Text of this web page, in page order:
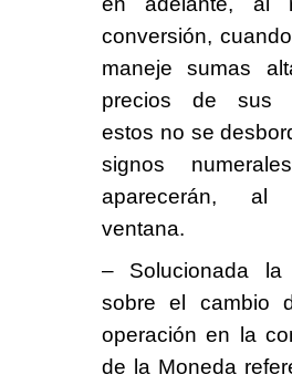
conversión,
maneje sumas
precios de sus
estos no se
signos
aparecerán,
ventana.
– Solucionada la
sobre el cambio
operación en la
de la Moneda